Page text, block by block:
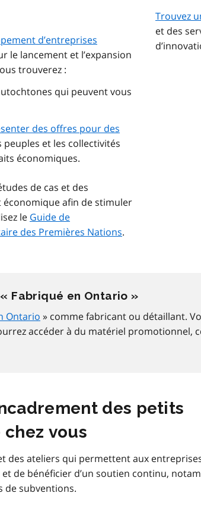
d’entreprises
le lancement et l’expansion
trouverez :
qui peuvent vous
des offres pour des
peuples et les collectivités
économiques.
de cas et des
afin de stimuler
le Guide de
des Premières Nations.
Trouvez
et des
Fabriqué en Ontario »
Ontario » comme fabricant ou détaillant.
accéder à du matériel promotionnel,
des petits
vous
des ateliers qui permettent aux
de bénéficier d’un soutien continu,
de subventions.